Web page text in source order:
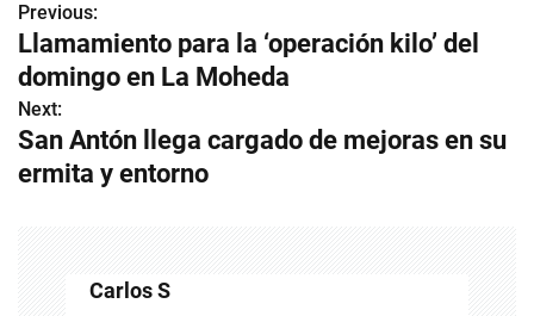
N
a
v
e
Previous:
Llamamiento para la ‘operación kilo’ del
domingo en La Moheda
Next:
San Antón llega cargado de mejoras en su
ermita y entorno
Carlos S